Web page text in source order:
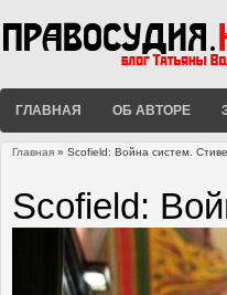
ГЛАВНАЯ ОБ АВТОРЕ
Главная » Scofield: Война систем.
Scofield: